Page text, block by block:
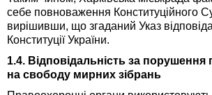
себе повноваження Конституційного
вирішивши, що згаданий Указ
Конституції України.
1.4. Відповідальність за порушення
на свободу мирних зібрань